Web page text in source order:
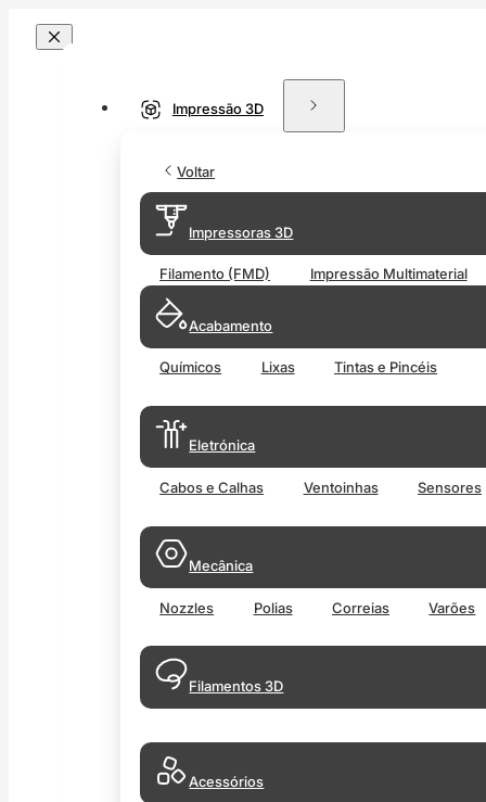
Impressão 3D
Voltar
Impressoras 3D
Filamento (FMD) Impressão Multimaterial
Acabamento
Químicos Lixas Tintas e Pincéis
Eletrónica
Cabos e Calhas Ventoinhas Sensores
Mecânica
Nozzles Polias Correias Varões
Filamentos 3D
Acessórios